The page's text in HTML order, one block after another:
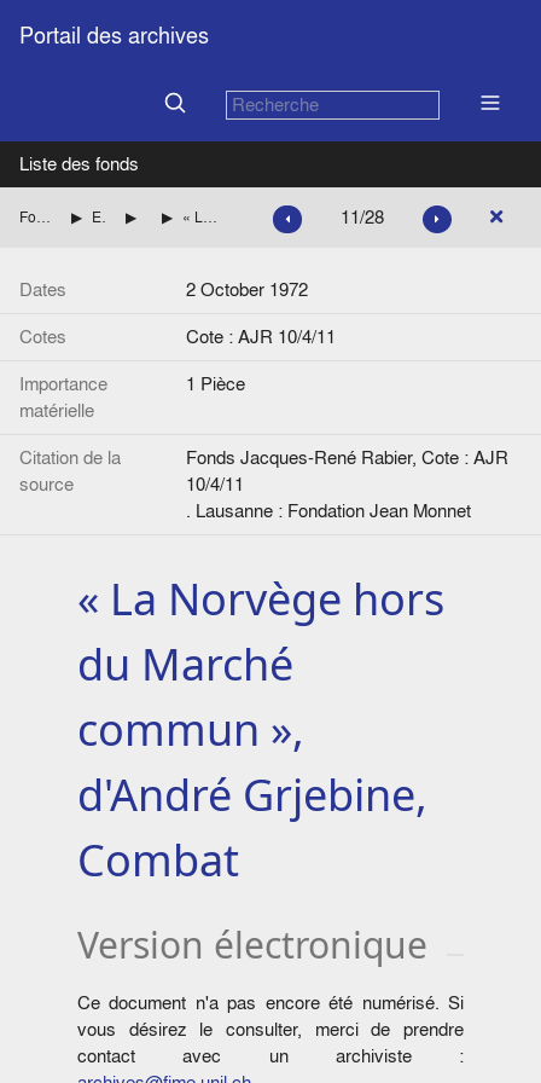
Portail des archives
Liste des fonds
Fonds Jacques-René Rabier Etudes, articles de presse par pays Pays scandinaves
« La Norvège hors du Marché commun », d'André Grjebine, Combat 11/28
Dates
2 October 1972
Cotes
Cote : AJR 10/4/11
Importance
matérielle
1 Pièce
Citation de la
source
Fonds Jacques-René Rabier, Cote : AJR
10/4/11
. Lausanne : Fondation Jean Monnet
« La Norvège hors
du Marché
commun »,
d'André Grjebine,
Combat
Version électronique
Ce document n'a pas encore été numérisé. Si
vous désirez le consulter, merci de prendre
contact avec un archiviste :